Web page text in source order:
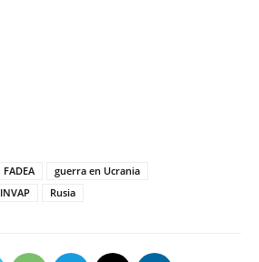
FADEA
guerra en Ucrania
INVAP Rusia